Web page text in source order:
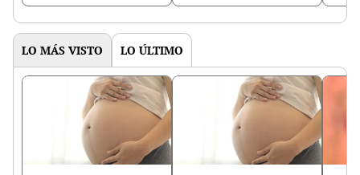
LO MÁS VISTO LO ÚLTIMO